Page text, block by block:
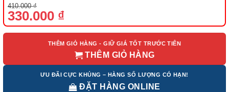
410.000₫
Giá
gốc
là:
330.000 ₫
Giá
hiện
tại
THÊM GIỎ HÀNG - GIỮ GIÁ TỐT TRƯỚC TIÊN
THÊM GIỎ HÀNG
ƯU ĐÃI CỰC KHỦNG – HÀNG SỐ LƯỢNG CÓ HẠN!
ĐẶT HÀNG ONLINE